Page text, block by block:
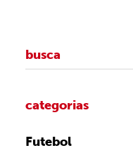
categorias
Futebol